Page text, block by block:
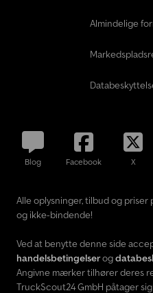
Almindelige
Blog Facebook X
Alle oplysninger, tilbud og
og ikke-bindende!
Ved at benytte denne side
handelsbetingelserog
Angivne mærker tilhører deres
TruckScout24 GmbH påtager